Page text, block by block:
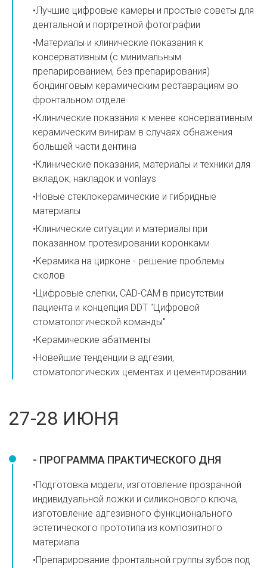
•Лучшие цифровые камеры и простые советы для
дентальной и портретной фотографии
•Материалы и клинические показания к
консервативным (с минимальным
препарированием, без препарирования)
бондинговым керамическим реставрациям во
фронтальном отделе
•Клинические показания к менее консервативным
керамическим винирам в случаях обнажения
большей части дентина
•Клинические показания, материалы и техники для
вкладок, накладок и vonlays
•Новые стеклокерамические и гибридные
материалы
•Клинические ситуации и материалы при
показанном протезировании коронками
•Керамика на цирконе - решение проблемы
сколов
•Цифровые слепки, CAD-CAM в присутствии
пациента и концепция DDT "Цифровой
стоматологической команды"
•Керамические абатменты
•Новейшие тенденции в адгезии,
стоматологических цементах и цементировании
27-28 ИЮНЯ
- ПРОГРАММА ПРАКТИЧЕСКОГО ДНЯ
•Подготовка модели, изготовление прозрачной
индивидуальной ложки и силиконового ключа,
изготовление адгезивного функционального
эстетического прототипа из композитного
материала
•Препарирование фронтальной группы зубов под